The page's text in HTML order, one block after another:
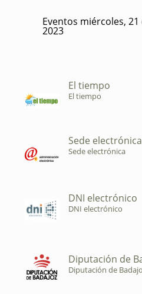
Eventos miércoles,
2023
El tiempo
El tiempo
Sede electrónica
Sede electrónica
DNI electrónico
DNI electrónico
Diputación de
Diputación de